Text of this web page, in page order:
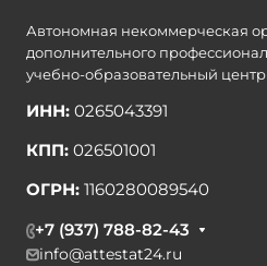
Автономная некоммерческая
дополнительного
учебно-образовательный центр
ИНН: 0265043391
КПП: 026501001
ОГРН: 1160280089540
+7 (937) 788-82-43
info@attestat24.ru